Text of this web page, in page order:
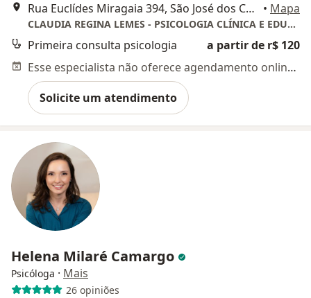
Rua Euclídes Miragaia 394, São José dos Campos • Mapa
CLAUDIA REGINA LEMES - PSICOLOGIA CLÍNICA E EDUCACIONAL
Primeira consulta psicologia
a partir de r$ 120
Esse especialista não oferece agendamento online para esse endereço.
Solicite um atendimento
Helena Milaré Camargo
Psicóloga · Mais
26 opiniões